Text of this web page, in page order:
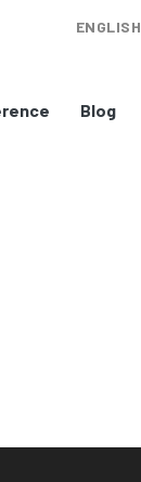
ENGLISH
Blog